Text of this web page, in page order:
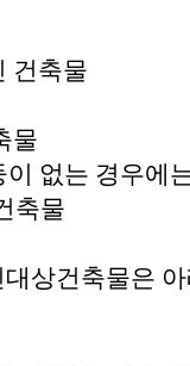
건축물
물
없는 경우에
축물
상건축물은